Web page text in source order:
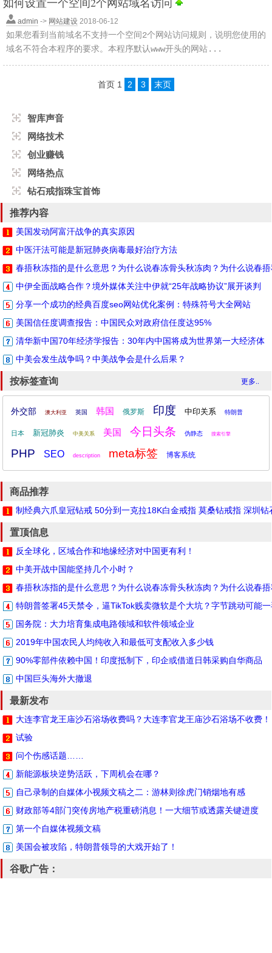
admin -> 网站建设 2018-06-12
如果您看到当前域名不支持一个空间2个网站访问规则，说明您使用的
域名不符合本程序的要求。本程序默认www开头的网站...
首页 1 2 3 末页
智库声音
网络技术
创业赚钱
网络热点
钻石戒指珠宝首饰
推荐内容
美国发动阿富汗战争的真实原因
中医汗法可能是新冠肺炎病毒最好治疗方法
春捂秋冻指的是什么意思？为什么说春冻骨头秋冻肉？为什么说春
中伊全面战略合作？境外媒体关注中伊就“25年战略协议”展开谈判
分享一个成功的经典百度seo网站优化案例：特殊符号大全网站
美国信任度调查报告：中国民众对政府信任度达95%
清华新中国70年经济学报告：30年内中国将成为世界第一大经济体
中美会发生战争吗？中美战争会是什么后果？
更多..
按标签查询
外交部 澳大利亚 英国 韩国 俄罗斯 印度 中印关系 特朗普
日本 新冠肺炎 中美关系 美国 今日头条 伪静态 搜索引擎
PHP SEO description meta标签 博客系统
商品推荐
制经典六爪皇冠钻戒 50分到一克拉18K白金戒指 莫桑钻戒指 深圳钻
置顶信息
反全球化，区域合作和地缘经济对中国更有利！
中美开战中国能坚持几个小时？
春捂秋冻指的是什么意思？为什么说春冻骨头秋冻肉？为什么说春
特朗普签署45天禁令，逼TikTok贱卖微软是个大坑？字节跳动可能
国务院：大力培育集成电路领域和软件领域企业
2019年中国农民人均纯收入和最低可支配收入多少钱
90%零部件依赖中国！印度抵制下，印企或借道日韩采购自华商品
中国巨头海外大撤退
最新发布
大连李官龙王庙沙石浴场收费吗？大连李官龙王庙沙石浴场不收费！
试验
问个伤感话题……
新能源板块逆势活跃，下周机会在哪？
自己录制的自媒体小视频文稿之二：游林则徐虎门销烟地有感
财政部等4部门突传房地产税重磅消息！一大细节或透露关键进度
第一个自媒体视频文稿
美国会被攻陷，特朗普领导的大戏开始了！
谷歌广告：